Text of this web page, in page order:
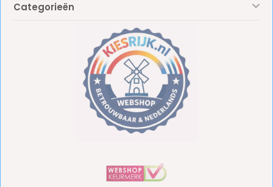
Categorieën